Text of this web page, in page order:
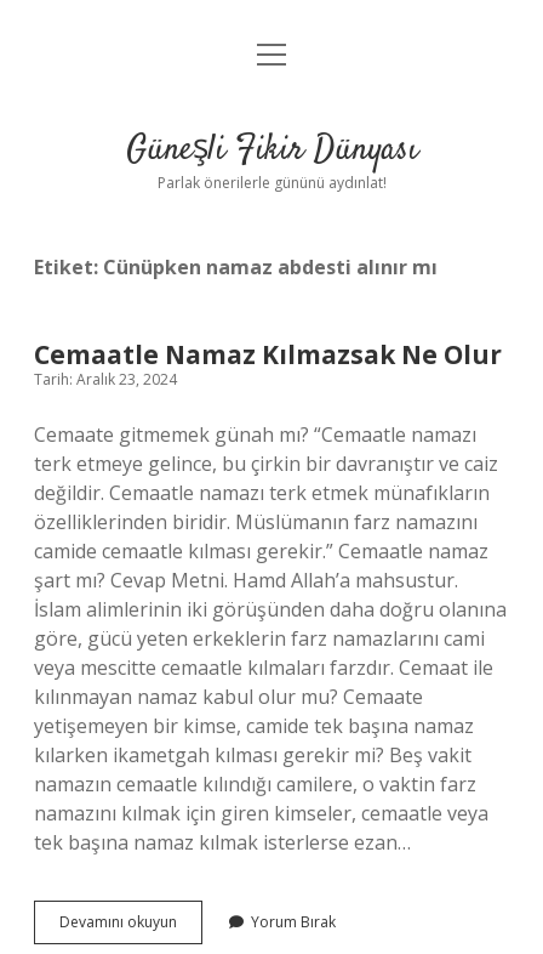
Anasayfa
Yasal Uyarı
menüyü
Güneşli Fikir Dünyası
Parlak önerilerle gününü aydınlat!
Etiket: Cünüpken namaz abdesti alınır mı
Cemaatle Namaz Kılmazsak Ne Olur
Tarih: Aralık 23, 2024
Cemaate gitmemek günah mı? “Cemaatle namazı
terk etmeye gelince, bu çirkin bir davranıştır ve caiz
değildir. Cemaatle namazı terk etmek münafıkların
özelliklerinden biridir. Müslümanın farz namazını
camide cemaatle kılması gerekir.” Cemaatle namaz
şart mı? Cevap Metni. Hamd Allah’a mahsustur.
İslam alimlerinin iki görüşünden daha doğru olanına
göre, gücü yeten erkeklerin farz namazlarını cami
veya mescitte cemaatle kılmaları farzdır. Cemaat ile
kılınmayan namaz kabul olur mu? Cemaate
yetişemeyen bir kimse, camide tek başına namaz
kılarken ikametgah kılması gerekir mi? Beş vakit
namazın cemaatle kılındığı camilere, o vaktin farz
namazını kılmak için giren kimseler, cemaatle veya
tek başına namaz kılmak isterlerse ezan…
Devamını okuyun Cemaatle
Namaz
Yorum Bırak